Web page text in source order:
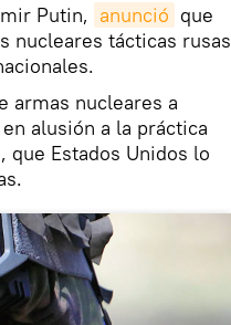
Putin, anunció que
nucleares tácticas rusas
armas nucleares a
alusión a la práctica
que Estados Unidos lo